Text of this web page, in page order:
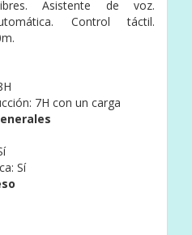
Asistente de voz.
Control táctil.
7H con un carga
Sí